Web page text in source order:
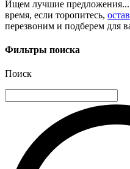
Ищем лучшие предложения...
время, если торопитесь,
перезвоним и подберем для
Фильтры поиска
Поиск